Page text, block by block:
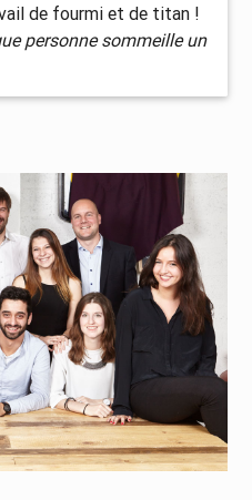
de fourmi et de titan !
personne sommeille un